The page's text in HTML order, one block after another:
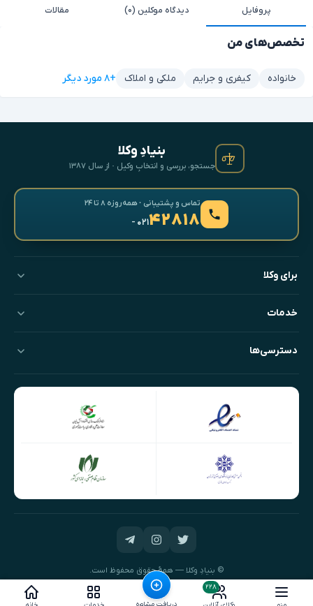
۲۲۸
پروفایل دیدگاه موکلین (۰) مقالات
تخصص‌های من
خانواده کیفری و جرایم ملکی و املاک +۸ مورد دیگر
بنیادِ وکلا
جستجو، بررسی و انتخابِ وکیل · از سال ۱۳۸۷
تماس و پشتیبانی · همه‌روزه ۸ تا ۲۴
۴۲۸۱۸- ۰۲۱
برای وکلا
خدمات
دسترسی‌ها
© بنیادِ وکلا — همهٔ حقوق محفوظ است.
طراحی و توسعه:نیک‌داده‌پرداز